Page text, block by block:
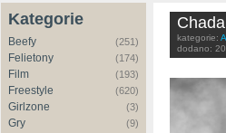
Kategorie
Beefy (251)
Felietony (174)
Film (193)
Freestyle (620)
Girlzone (3)
Gry (9)
kategorie:
dodano: